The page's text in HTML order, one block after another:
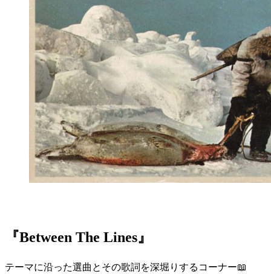
『Between The Lines』
テーマに沿った選曲とその歌詞を深堀りするコーナー📖